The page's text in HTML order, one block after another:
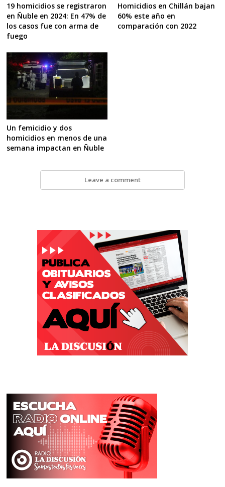
19 homicidios se registraron
en Ñuble en 2024: En 47% de
los casos fue con arma de
fuego
Homicidios en Chillán bajan
60% este año en
comparación con 2022
Un femicidio y dos
homicidios en menos de una
semana impactan en Ñuble
Leave a comment